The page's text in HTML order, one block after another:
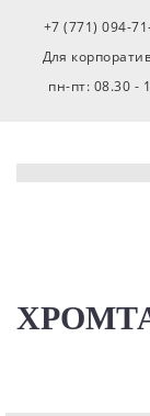
+7 (771) 094-
Для
пн-пт: 08.30 -